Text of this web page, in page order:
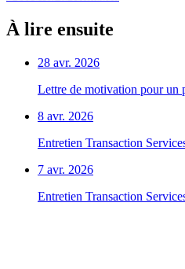
À lire ensuite
28 avr. 2026
Lettre de motivation pour un
8 avr. 2026
Entretien Transaction
7 avr. 2026
Entretien Transaction